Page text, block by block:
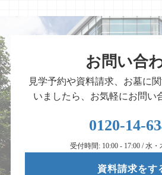
お問い合
見学予約や資料請求、お墓に
いましたら、お気軽にお問い
0120-14-
受付時間: 10:00 - 17:00 / 水
資料請求をす